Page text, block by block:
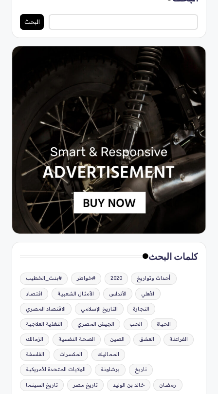
البحث
كلمات البحث
#بنت_الخطيب #خواطر 2020 أحداث وتواريخ
اقتصاد الأمثال الشعبية الأندلس الأهلي
الاقتصاد المصري التاريخ الإسلامي التجارة
التغذية العلاجية الجيش المصري الحب الحياة
الزمالك الصحة النفسية الصين العشق الفراعنة
الفلسفة المكسرات المماليك
الولايات المتحدة الأمريكية برشلونة تاريخ
تاريخ السينما تاريخ مصر خالد بن الوليد رمضان